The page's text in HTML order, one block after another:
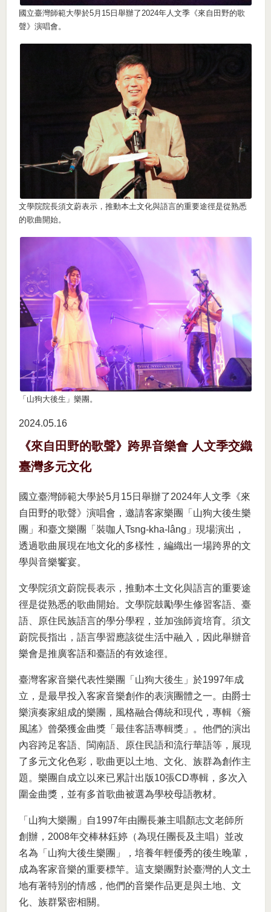
國立臺灣師範大學於5月15日舉辦了2024年人文季《來自田野的歌
聲》演唱會。
文學院院長須文蔚表示，推動本土文化與語言的重要途徑是從熟悉
的歌曲開始。
「山狗大後生」樂團。
2024.05 16
《來自田野的歌聲》跨界音樂會 人文季交織
臺灣多元文化
國立臺灣師範大學於5月15日舉辦了2024年人文季《來
自田野的歌聲》演唱會，邀請客家樂團「山狗大後生樂
團」和臺文樂團「裝咖人Tsng-kha-lâng」現場演出，
透過歌曲展現在地文化的多樣性，編織出一場跨界的文
學與音樂饗宴。
文學院須文蔚院長表示，推動本土文化與語言的重要途
徑是從熟悉的歌曲開始。文學院鼓勵學生修習客語、臺
語、原住民族語言的學分學程，並加強師資培育。須文
蔚院長指出，語言學習應該從生活中融入，因此舉辦音
樂會是推廣客語和臺語的有效途徑。
臺灣客家音樂代表性樂團「山狗大後生」於1997年成
立，是最早投入客家音樂創作的表演團體之一。由爵士
樂演奏家組成的樂團，風格融合傳統和現代，專輯《簷
風謠》曾榮獲金曲獎「最佳客語專輯獎」。他們的演出
內容跨足客語、閩南語、原住民語和流行華語等，展現
了多元文化色彩，歌曲更以土地、文化、族群為創作主
題。樂團自成立以來已累計出版10張CD專輯，多次入
圍金曲獎，並有多首歌曲被選為學校母語教材。
「山狗大樂團」自1997年由團長兼主唱顏志文老師所
創辦，2008年交棒林鈺婷（為現任團長及主唱）並改
名為「山狗大後生樂團」，培養年輕優秀的後生晚輩，
成為客家音樂的重要標竿。這支樂團對於臺灣的人文土
地有著特別的情感，他們的音樂作品更是與土地、文
化、族群緊密相關。